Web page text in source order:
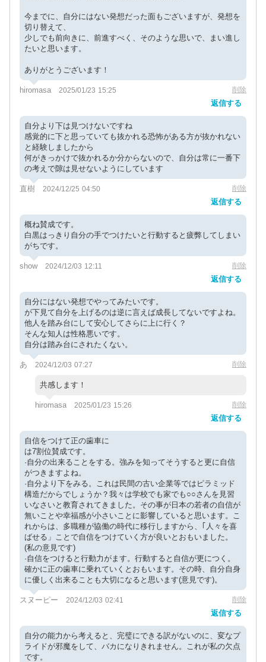
今までに、自分にはない発想だった面もございますが、発想を
切り替えて、
少しでも前向きに、前進すべく、そのような思いで、まい進し
たいと思います。
ありがとうございます！
hiromasa 2025/01/23 15:25 削除
返信する
自分より下は見つけないですね
感覚的に下と思っていても抜かれる恐怖がある方が抜かれない
と経験しましたから
何がきっかけで抜かれるか分からないので、自分は常に一番下
の考えで隙は見せないようにしています
直樹 2024/12/25 04:50 削除
返信する
概ね賛成です。
白黒はっきり自分の手でつけたいと行動すると疲弊してしまい
がちです。
show 2024/12/03 12:11 削除
返信する
自分にはない発想でやってみたいです。
が下見て自分を上げるのは逆に言えば成長してないですよね。
他人を踏み台にして安心してさらに上に行く？
そんな知人は性格悪いです。
自分は踏み台にされたくない。
あ 2024/12/03 07:27 削除
共感します！
hiromasa 2025/01/23 15:26 削除
返信する
自信をつけて正の歯車に
は7割位賛成です。
·自分の出来ることをする。強みを知ってそうすると更に自信
がつきますよね。
·自分より下をみる。これは民間の古い企業等ではピラミッド
構造だからでしょうか？我々は学校でも家でも○○さんを見習
いなさいと教育されてきました。その事が日本の若者の自信が
無いことや幸福感が小さいことに影響していると思います。こ
れからは、多職種が協働の時代に移行しますから、｢人々を喜
ばせる」ことで自信をつけていく方が良いとおもいました。
(私の意見です)
·自信をつけると行動力がます。行動すると自信が更につく。
確かに正の歯車に乗れていくとおもいます。その時、自分自身
に優しく出来ることも大切になると思います(意見です)。
スヌーピー 2024/12/03 02:41 削除
返信する
自分の能力から考えると、完璧にできる訳がないのに、変なプ
ライドが邪魔をして、バカになりきれません。これが私の欠点
です。